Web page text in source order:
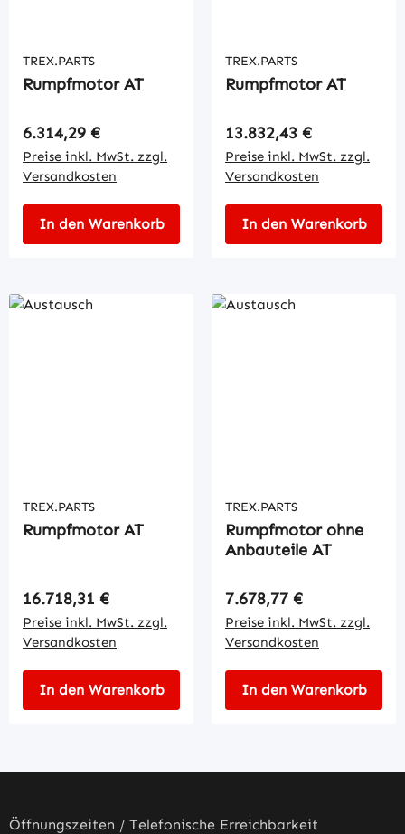
TREX.PARTS
Rumpfmotor AT
Regulärer Preis:
6.314,29 €
Preise inkl. MwSt. zzgl.
Versandkosten
In den Warenkorb
TREX.PARTS
Rumpfmotor AT
Regulärer Preis:
13.832,43 €
Preise inkl. MwSt. zzgl.
Versandkosten
In den Warenkorb
TREX.PARTS
Rumpfmotor AT
Regulärer Preis:
16.718,31 €
Preise inkl. MwSt. zzgl.
Versandkosten
In den Warenkorb
TREX.PARTS
Rumpfmotor ohne
Anbauteile AT
Regulärer Preis:
7.678,77 €
Preise inkl. MwSt. zzgl.
Versandkosten
In den Warenkorb
Öffnungszeiten / Telefonische Erreichbarkeit